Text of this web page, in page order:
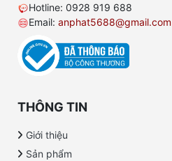
Hotline: 0928 919 688
Email: anphat5688@gmail.com
THÔNG TIN
Giới thiệu
Sản phẩm